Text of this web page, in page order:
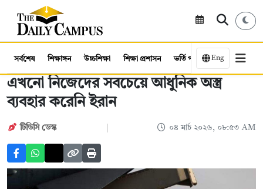
সর্বশেষ শিক্ষাঙ্গন উচ্চশিক্ষা শিক্ষা প্রশাসন ভর্তি পরীক্ষা কর্মসংস্থান
Eng
এখনো নিজেদের সবচেয়ে আধুনিক অস্ত্র
ব্যবহার করেনি ইরান
টিডিসি ডেস্ক ০৪ মার্চ ২০২৬, ০৮:৫৩ AM